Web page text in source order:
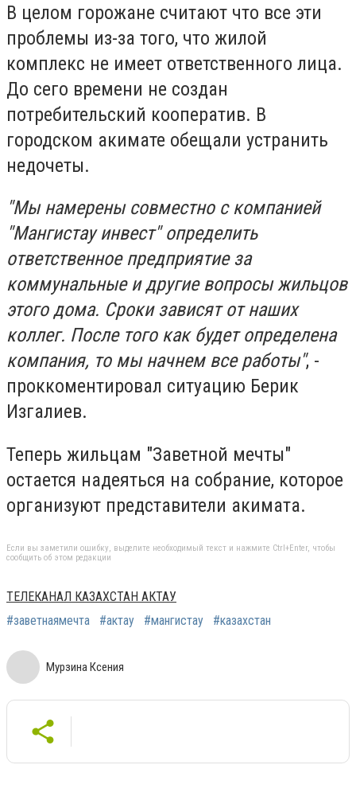
В целом горожане считают что все эти
проблемы из-за того, что жилой
комплекс не имеет ответственного лица.
До сего времени не создан
потребительский кооператив. В
городском акимате обещали устранить
недочеты.
"Мы намерены совместно с компанией
"Мангистау инвест" определить
ответственное предприятие за
коммунальные и другие вопросы жильцов
этого дома. Сроки зависят от наших
коллег. После того как будет определена
компания, то мы начнем все работы", -
проккоментировал ситуацию Берик
Изгалиев.
Теперь жильцам "Заветной мечты"
остается надеяться на собрание, которое
организуют представители акимата.
Если вы заметили ошибку, выделите необходимый текст и нажмите Ctrl+Enter, чтобы
сообщить об этом редакции
ТЕЛЕКАНАЛ КАЗАХСТАН АКТАУ
#заветнаямечта
#актау #мангистау #казахстан
Мурзина Ксения